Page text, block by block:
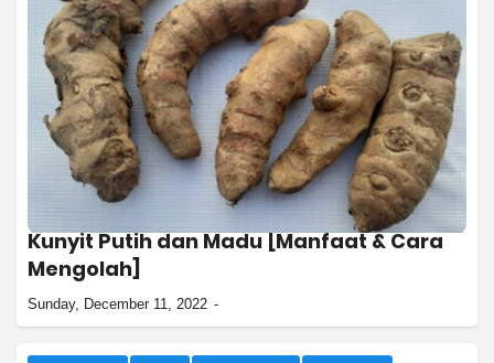
Kunyit Putih dan Madu [Manfaat & Cara
Mengolah]
Sunday, December 11, 2022